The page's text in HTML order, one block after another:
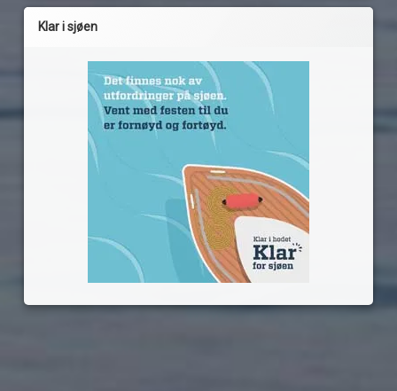
Klar i sjøen